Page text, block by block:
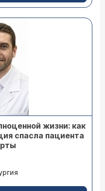
жизни: как
спасла пациента